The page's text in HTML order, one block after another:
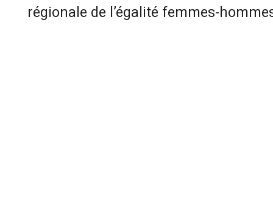
régionale de l’égalité femmes-